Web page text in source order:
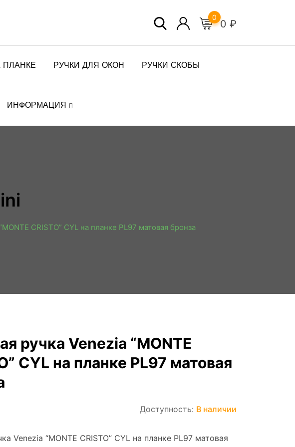
0 ₽
0
ПЛАНКЕ РУЧКИ ДЛЯ ОКОН РУЧКИ СКОБЫ
ИНФОРМАЦИЯ
CRISTO” CYL на планке PL97 матовая бронза
ручка Venezia “MONTE
CYL на планке PL97 матовая
Доступность: В наличии
Venezia “MONTE CRISTO” CYL на планке PL97 матовая